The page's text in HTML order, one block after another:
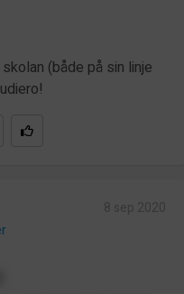
(både på sin linje